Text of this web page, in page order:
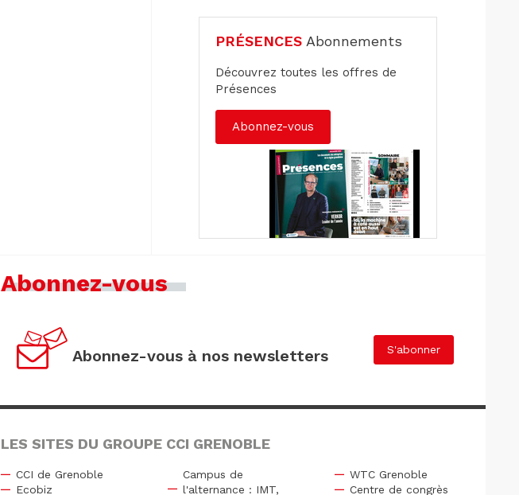
PRÉSENCES Abonnements
Découvrez toutes les offres de
Présences
Abonnez-vous
Abonnez-vous
Abonnez-vous à nos newsletters S'abonner
LES SITES DU GROUPE CCI GRENOBLE
CCI de Grenoble
Ecobiz
Campus de
l'alternance : IMT,
WTC Grenoble
Centre de congrès